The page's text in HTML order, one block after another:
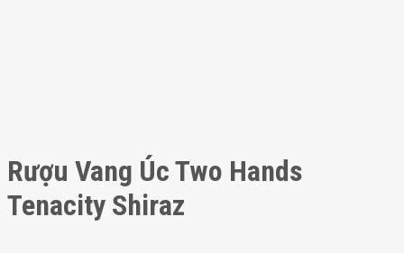
Rượu Vang Úc Two Hands
Tenacity Shiraz